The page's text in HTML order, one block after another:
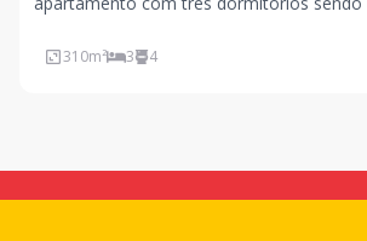
banheiro auxiliar, cozinha com
amplo terraço, área de serviço,
310m² 3 4